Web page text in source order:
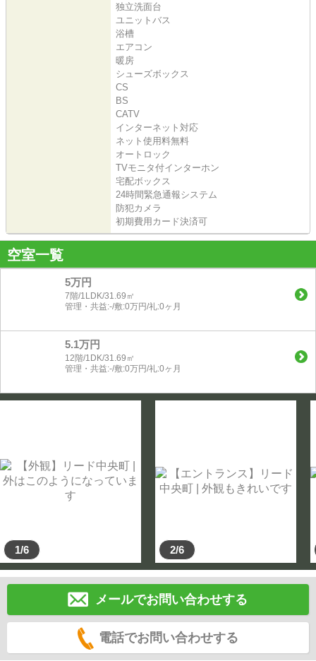
独立洗面台
ユニットバス
浴槽
エアコン
暖房
シューズボックス
CS
BS
CATV
インターネット対応
ネット使用料無料
オートロック
TVモニタ付インターホン
宅配ボックス
24時間緊急通報システム
防犯カメラ
初期費用カード決済可
空室一覧
5万円
7階/1LDK/31.69㎡
管理・共益:-/敷:0万円/礼:0ヶ月
5.1万円
12階/1DK/31.69㎡
管理・共益:-/敷:0万円/礼:0ヶ月
1/6 2/6
メールでお問い合わせする
電話でお問い合わせする